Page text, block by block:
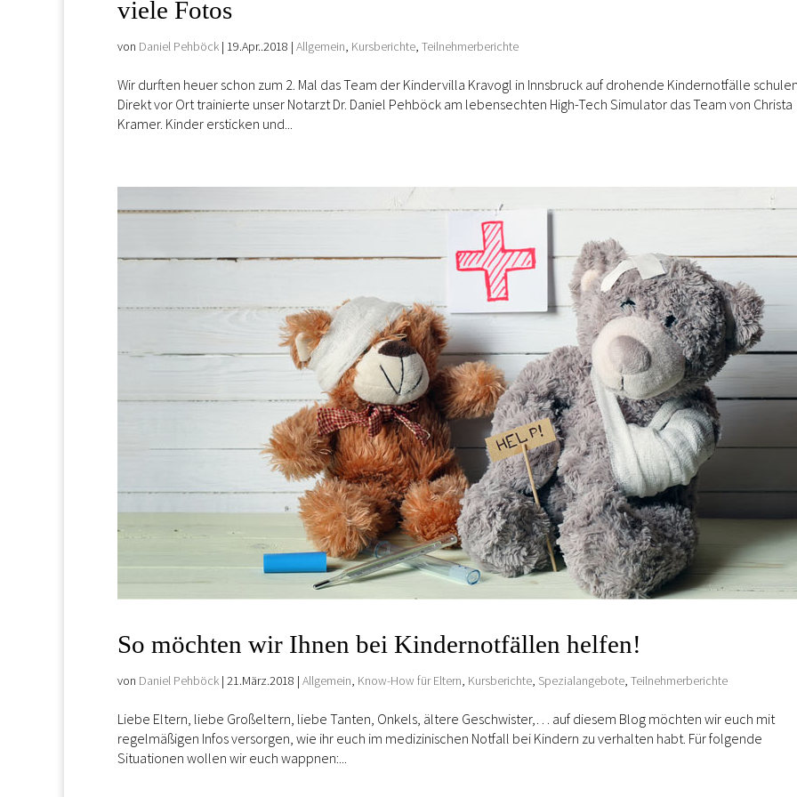
viele Fotos
von Daniel Pehböck | 19.Apr..2018 | Allgemein, Kursberichte, Teilnehmerberichte
Wir durften heuer schon zum 2. Mal das Team der Kindervilla Kravogl in Innsbruck auf drohende Kindernotfälle
Direkt vor Ort trainierte unser Notarzt Dr. Daniel Pehböck am lebensechten High-Tech Simulator das Team von Christa
Kramer. Kinder ersticken und...
So möchten wir Ihnen bei Kindernotfällen helfen!
von Daniel Pehböck | 21.März.2018 | Allgemein, Know-How für Eltern, Kursberichte, Spezialangebote, Teilnehmerberichte
Liebe Eltern, liebe Großeltern, liebe Tanten, Onkels, ältere Geschwister,… auf diesem Blog möchten wir euch mit
regelmäßigen Infos versorgen, wie ihr euch im medizinischen Notfall bei Kindern zu verhalten habt. Für folgende
Situationen wollen wir euch wappnen:...